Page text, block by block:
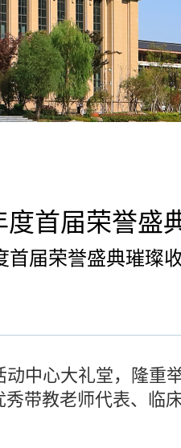
度首届荣誉盛
首届荣誉盛典璀璨
中心大礼堂，隆重
带教老师代表、临